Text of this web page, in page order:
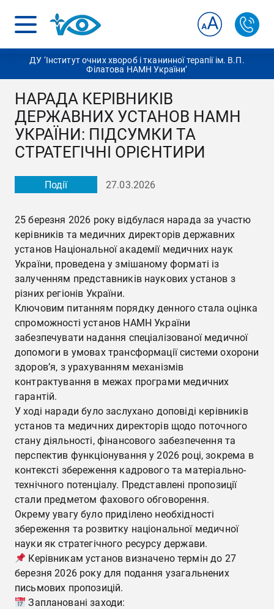
ДУ ‘Інститут очних хвороб і тканинної терапії ім. В.П.
Філатова НАМН України’
НАРАДА КЕРІВНИКІВ
ДЕРЖАВНИХ УСТАНОВ НАМН
УКРАЇНИ: ПІДСУМКИ ТА
СТРАТЕГІЧНІ ОРІЄНТИРИ
Події 27.03.2026
25 березня 2026 року відбулася нарада за участю
керівників та медичних директорів державних
установ Національної академії медичних наук
України, проведена у змішаному форматі із
залученням представників наукових установ з
різних регіонів України.
Ключовим питанням порядку денного стала оцінка
спроможності установ НАМН України
забезпечувати надання спеціалізованої медичної
допомоги в умовах трансформації системи охорони
здоров’я, з урахуванням механізмів
контрактування в межах програми медичних
гарантій.
У ході наради було заслухано доповіді керівників
установ та медичних директорів щодо поточного
стану діяльності, фінансового забезпечення та
перспектив функціонування у 2026 році, зокрема в
контексті збереження кадрового та матеріально-
технічного потенціалу. Представлені пропозиції
стали предметом фахового обговорення.
Окрему увагу було приділено необхідності
збереження та розвитку національної медичної
науки як стратегічного ресурсу держави.
Керівникам установ визначено термін до 27
березня 2026 року для подання узагальнених
письмових пропозицій.
Заплановані заходи: